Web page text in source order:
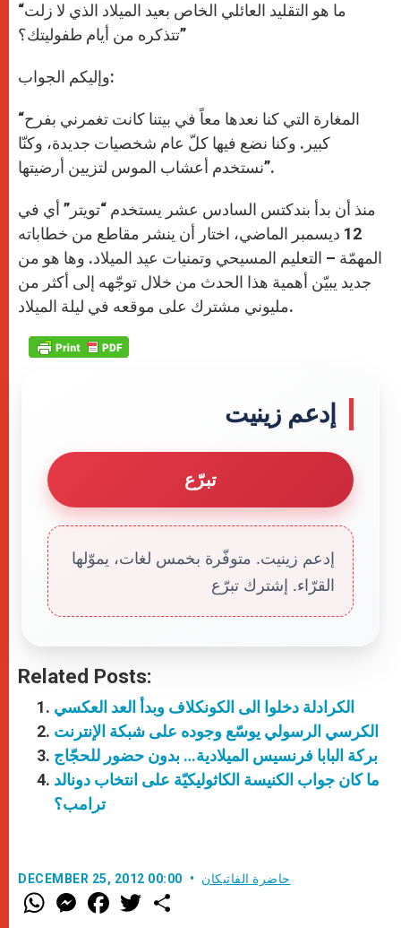
“ما هو التقليد العائلي الخاص بعيد الميلاد الذي لا زلت
تتذكره من أيام طفوليتك؟”
وإليكم الجواب:
“المغارة التي كنا نعدها معاً في بيتنا كانت تغمرني بفرح
كبير. وكنا نضع فيها كلّ عام شخصيات جديدة، وكنّا
نستخدم أعشاب الموس لتزيين أرضيتها”.
منذ أن بدأ بندكتس السادس عشر يستخدم “تويتر” أي في
12 ديسمبر الماضي، اختار أن ينشر مقاطع من خطاباته
المهمّة – التعليم المسيحي وتمنيات عيد الميلاد. وها هو من
جديد يبيّن أهمية هذا الحدث من خلال توجّهه إلى أكثر من
مليوني مشترك على موقعه في ليلة الميلاد.
إدعم زينيت
تبرّع
إدعم زينيت. متوفّرة بخمس لغات، يموّلها
القرّاء. إشترك تبرّع
Related Posts:
الكرادلة دخلوا الى الكونكلاف وبدأ العد العكسي
الكرسي الرسولي يوسّع وجوده على شبكة الإنترنت
بركة البابا فرنسيس الميلادية… بدون حضور للحجّاج
ما كان جواب الكنيسة الكاثوليكيّة على انتخاب دونالد
ترامب؟
DECEMBER 25, 2012 00:00 حاضرة الفاتيكان
W
h
M
e
F
a w